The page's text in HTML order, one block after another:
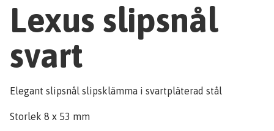
Lexus slipsnål
svart
Elegant slipsnål slipsklämma i svartpläterad stål
Storlek 8 x 53 mm